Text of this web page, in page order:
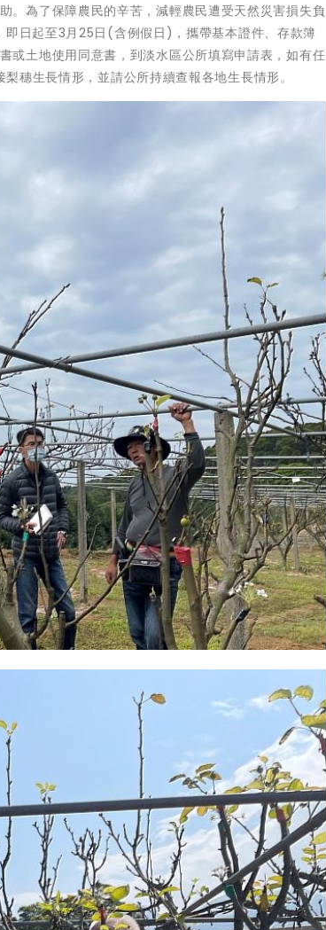
。為了保障農民的辛苦，減輕農民遭受天然災害損失負
日起至3月25日(含例假日)，攜帶基本證件、存款簿
或土地使用同意書，到淡水區公所填寫申請表，如有任
穗生長情形，並請公所持續查報各地生長情形。